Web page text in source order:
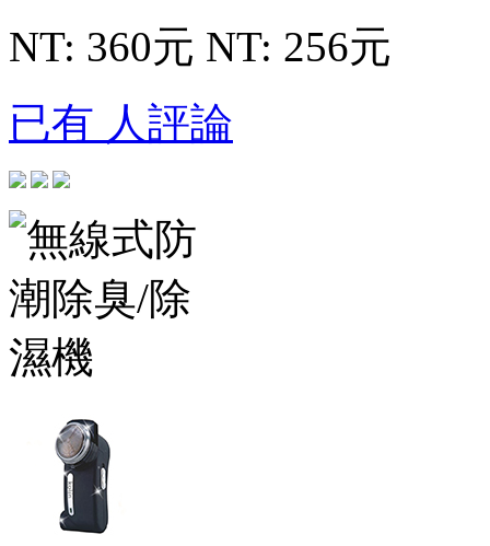
NT: 360元 NT: 256元
已有 人評論